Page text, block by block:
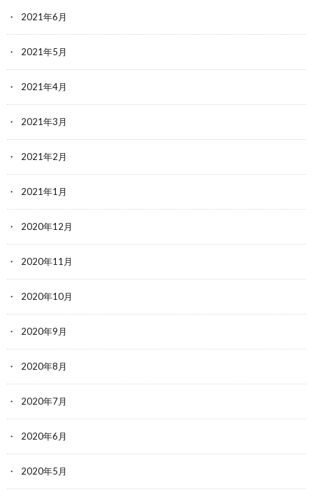
2021年6月
2021年5月
2021年4月
2021年3月
2021年2月
2021年1月
2020年12月
2020年11月
2020年10月
2020年9月
2020年8月
2020年7月
2020年6月
2020年5月